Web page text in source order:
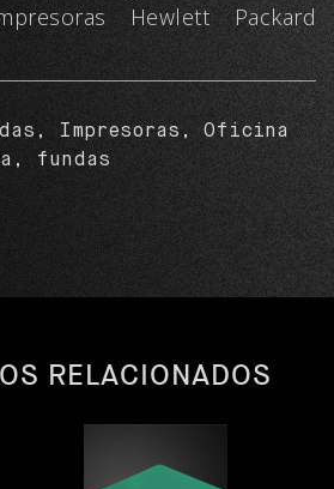
Hewlett Packard
, Impresoras , Oficina
, fundas
RELACIONADOS